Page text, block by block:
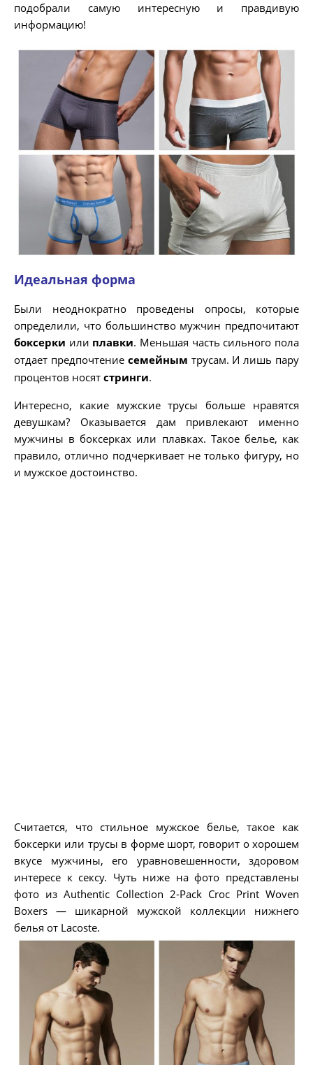
подобрали самую интересную и правдивую
информацию!
Идеальная форма
Были неоднократно проведены опросы, которые
определили, что большинство мужчин предпочитают
боксерки или плавки. Меньшая часть сильного пола
отдает предпочтение семейным трусам. И лишь пару
процентов носят стринги.
Интересно, какие мужские трусы больше нравятся
девушкам? Оказывается дам привлекают именно
мужчины в боксерках или плавках. Такое белье, как
правило, отлично подчеркивает не только фигуру, но
и мужское достоинство.
Считается, что стильное мужское белье, такое как
боксерки или трусы в форме шорт, говорит о хорошем
вкусе мужчины, его уравновешенности, здоровом
интересе к сексу. Чуть ниже на фото представлены
фото из Authentic Collection 2-Pack Croc Print Woven
Boxers — шикарной мужской коллекции нижнего
белья от Lacoste.